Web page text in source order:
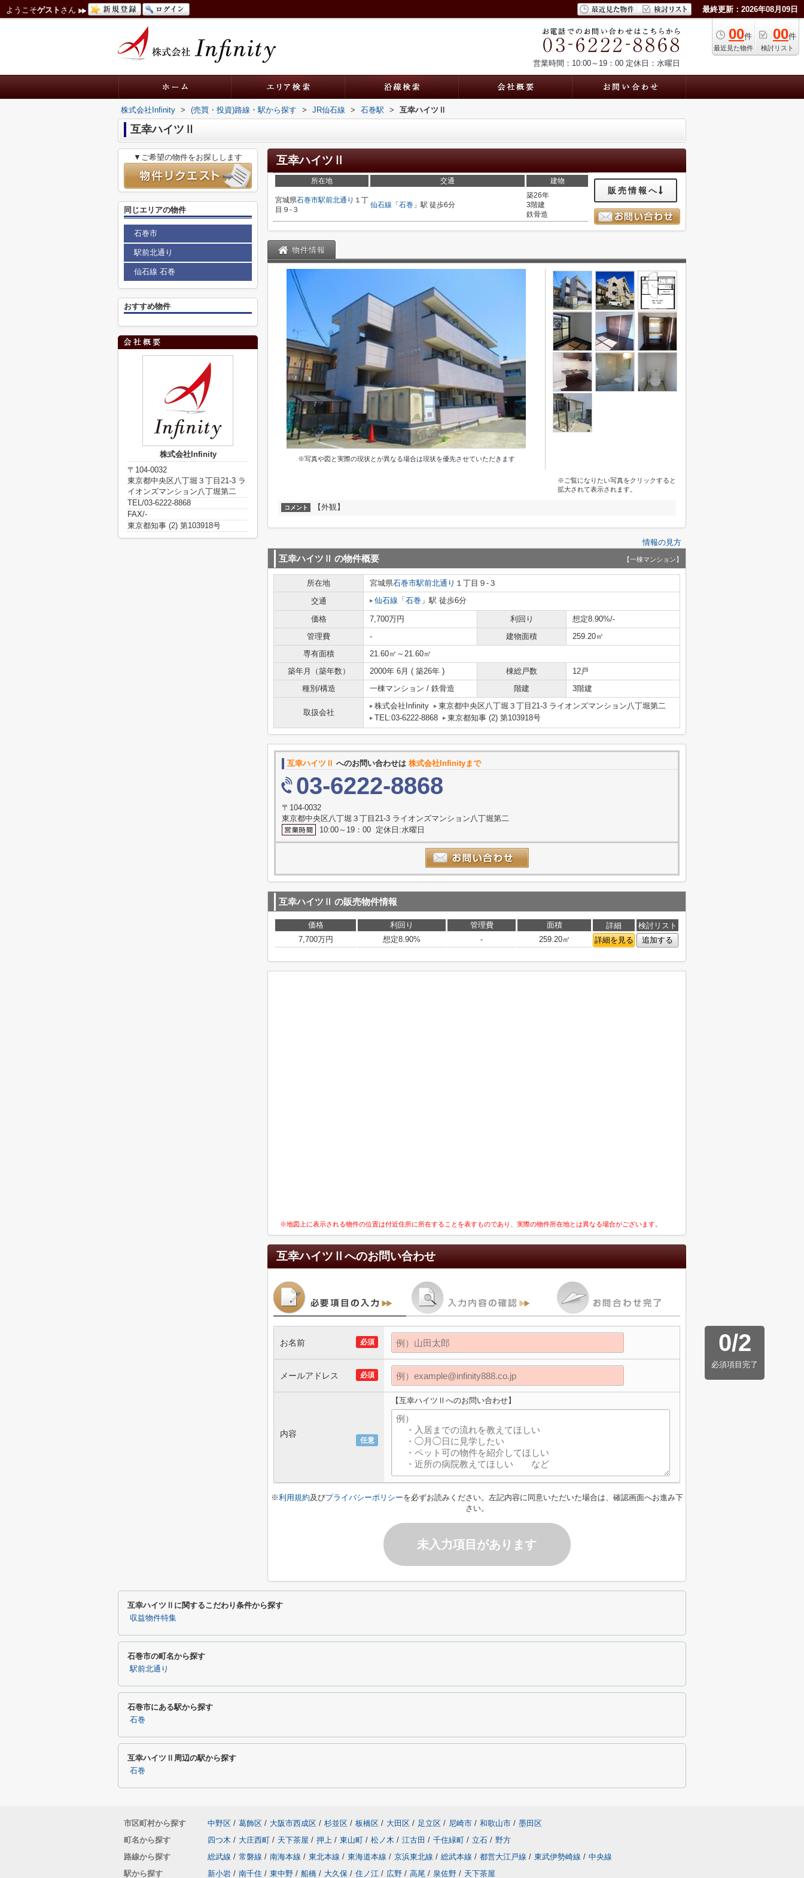
ようこそゲスト さん 最終更新：2026年08月09日
00件
最近見た物件
00件
検討リスト
営業時間：10:00～19：00 定休日：水曜日
株式会社Infinity > (売買・投資)路線・駅から探す > JR仙石線 > 石巻駅 > 互幸ハイツⅡ
互幸ハイツⅡ
互幸ハイツⅡ
所在地 交通 建物
宮城県石巻市駅前北通り １丁
目９-３
仙石線 「 石巻 」駅 徒歩6分
築26年
3階建
鉄骨造
販売情報へ
物件情報
※写真や図と実際の現状とが異なる場合は現状を優先させていただきます
※ご覧になりたい写真をクリックすると
拡大されて表示されます。
コメント 【外観】
情報の見方
互幸ハイツⅡ の物件概要 【一棟マンション】
所在地 宮城県石巻市駅前北通り １丁目９-３
交通
仙石線 「 石巻 」駅 徒歩6分
価格 7,700万円 利回り
想定8.90%/-
管理費
- 建物面積
259.20㎡
専有面積
21.60㎡～21.60㎡
築年月（築年数）
2000年 6月 ( 築26年 ) 棟総戸数
12戸
種別/構造
一棟マンション / 鉄骨造 階建 3階建
取扱会社
株式会社Infinity
東京都中央区八丁堀３丁目21-3 ライオンズマンション八丁堀第二
TEL:03-6222-8868
東京都知事 (2) 第103918号
互幸ハイツⅡ へのお問い合わせは 株式会社Infinityまで
03-6222-8868
〒104-0032
東京都中央区八丁堀３丁目21-3 ライオンズマンション八丁堀第二
10:00～19：00 定休日:水曜日
互幸ハイツⅡ の販売物件情報
価格 利回り 管理費 面積 詳細
検討リスト
7,700万円
想定8.90% - 259.20㎡ 詳細を見る 追加する
※地図上に表示される物件の位置は付近住所に所在することを表すものであり、実際の物件所在地とは異なる場合がございます。
互幸ハイツⅡ へのお問い合わせ
0/2
必須項目完了
必須
お名前
必須
メールアドレス
任意
内容
【互幸ハイツⅡへのお問い合わせ】
※利用規約及びプライバシーポリシーを必ずお読みください。左記内容に同意いただいた場合は、確認画面へお進み下
さい。
未入力項目があります
▼ご希望の物件をお探しします
同じエリアの物件
石巻市
駅前北通り
仙石線 石巻
おすすめ物件
株式会社Infinity
〒104-0032
東京都中央区八丁堀３丁目21-3 ラ
イオンズマンション八丁堀第二
TEL/03-6222-8868
FAX/-
東京都知事 (2) 第103918号
互幸ハイツⅡに関するこだわり条件から探す
収益物件特集
石巻市の町名から探す
駅前北通り
石巻市にある駅から探す
石巻
互幸ハイツⅡ周辺の駅から探す
石巻
市区町村から探す 中野区 / 葛飾区 / 大阪市西成区 / 杉並区 / 板橋区 / 大田区 / 足立区 / 尼崎市 / 和歌山市 / 墨田区
町名から探す
四つ木 / 大庄西町 / 天下茶屋 / 押上 / 東山町 / 松ノ木 / 江古田 / 千住緑町 / 立石 / 野方
路線から探す
総武線 / 常磐線 / 南海本線 / 東北本線 / 東海道本線 / 京浜東北線 / 総武本線 / 都営大江戸線 / 東武伊勢崎線 / 中央線
駅から探す
新小岩 / 南千住 / 東中野 / 船橋 / 大久保 / 住ノ江 / 広野 / 高尾 / 泉佐野 / 天下茶屋